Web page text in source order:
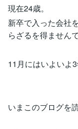
現在24歳。
新卒で入った会社
らざるを得ませんで
11月にはいよいよ3
いまこのブログを